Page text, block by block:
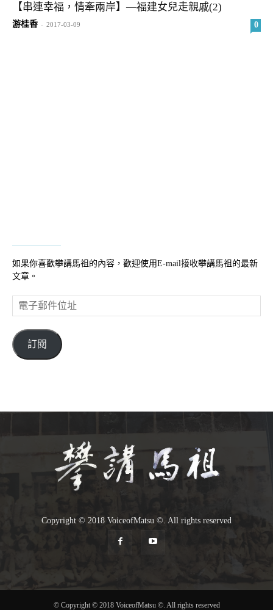
【串連幸福，情牽兩岸】—福建女兒走親戚(2)
游桂香 - 2017-03-09 0
如果你喜歡攀講馬祖的內容，歡迎使用E-mail接收攀講馬祖的最新
文章。
電
子
件
位
訂閱
Copyright © 2018 VoiceofMatsu ©. All rights reserved
© Copyright © 2018 VoiceofMatsu ©. All rights reserved